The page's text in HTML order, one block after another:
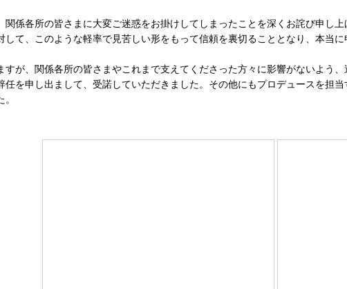
係各所の皆さまに大変ご迷惑をお掛けしてしまったことを深くお詫び申し
て、このような軽率で見苦しい形をもって信頼を裏切ることとなり、本当
が、関係各所の皆さまやこれまで支えてくださった方々に影響がないよう
任を申し出まして、受諾していただきました。その他にもプロデュースを担